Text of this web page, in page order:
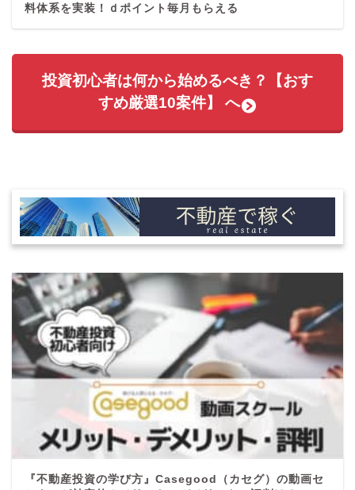
料体系を実装！ｄポイント毎月もらえる
投資初心者は何から始めるべき？【おす
すめ厳選10案件】 へ
『不動産投資の学び方』Casegood（カセグ）の動画セ